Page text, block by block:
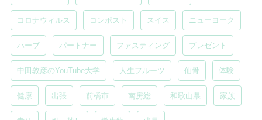
コロナウィルス コンポスト スイス ニューヨーク
ハーブ パートナー ファスティング プレゼント
中田敦彦のYouTube大学 人生フルーツ 仙骨 体験
健康 出張 前橋市 南房総 和歌山県 家族